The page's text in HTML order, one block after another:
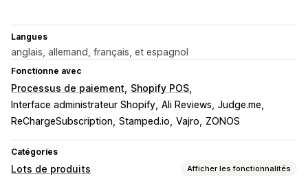
Langues
anglais, allemand, français, et espagnol
Fonctionne avec
Processus de paiement Shopify POS
Interface administrateur Shopify Ali Reviews Judge.me
ReChargeSubscription Stamped.io Vajro ZONOS
Catégories
Lots de produits Afficher les fonctionnalités